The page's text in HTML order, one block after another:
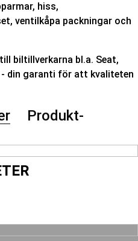
hiss,
ventilkåpa packningar och
biltillverkarna bl.a. Seat,
din garanti för att kvaliteten
Produkt-